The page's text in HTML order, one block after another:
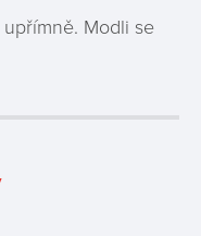
Modli se